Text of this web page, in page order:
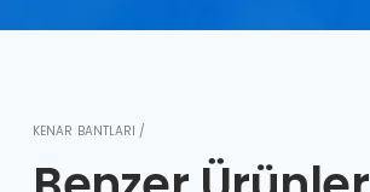
KENAR BANTLARI /